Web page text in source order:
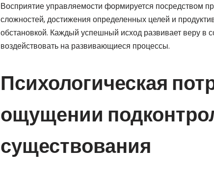
Восприятие управляемости формируется посредством
сложностей, достижения определенных целей и
обстановкой. Каждый успешный исход развивает веру в
воздействовать на развивающиеся процессы.
Психологическая
ощущении
существования